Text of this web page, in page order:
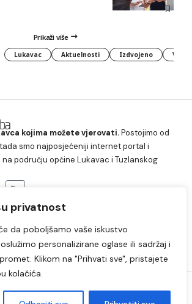
privatnost
da poboljšamo vaše iskustvo
personalizirane oglase ili sadržaj i
Klikom na "Prihvati sve", pristajete
kolačića.
Prikaži više
Lukavac Aktuelnosti Izdvojeno
kojima možete vjerovati.Postojimo od
smo najposjećeniji internet portal i
području općine Lukavac i Tuzlanskog
Crna hronika
Sport
Slobodno vrijeme